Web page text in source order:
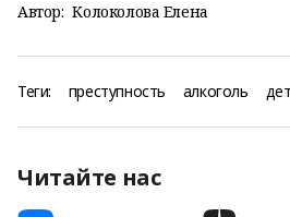
Автор: Колоколова Елена
Теги: преступность алкоголь
Читайте нас